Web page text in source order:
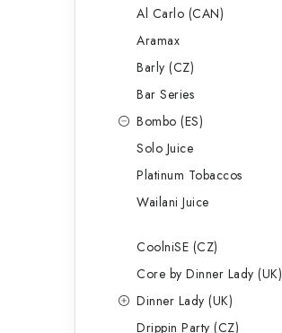
Al Carlo (CAN)
Aramax
Barly (CZ)
Bar Series
Bombo (ES)
Solo Juice
Platinum Tobaccos
Wailani Juice
CoolniSE (CZ)
Core by Dinner Lady (UK)
Dinner Lady (UK)
Drippin Party (CZ)